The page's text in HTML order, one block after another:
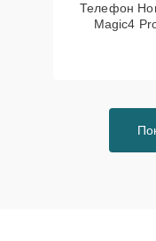
Телефон
Magic4